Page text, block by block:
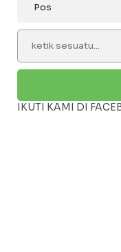
IKUTI KAMI DI